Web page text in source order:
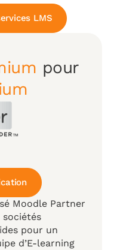
LMS
pour
Moodle Partner
sociétés
pour un
d’E-learning